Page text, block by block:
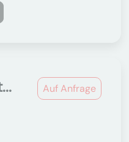
Auf Anfrage